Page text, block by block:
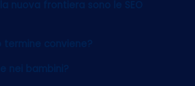
nuova frontiera sono le SEO
termine conviene?
nei bambini?